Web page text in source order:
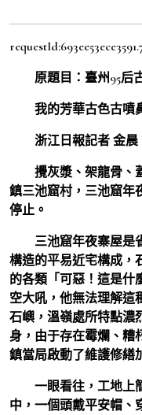
原題目：臺州95后
我的芳華古色古噴
浙江日報記者 金
攪灰漿、架龍骨、
鎮三池窟村，三池窟年
停止。
三池窟年夜寨屋是
構造的平易近宅構成，
的各類「可惡！這是什
空大吼，他無法理解這
石嶼，溫嶺處所特點濃
身，由于存在霉爛、糟
鎮當局啟動了維護修繕
一眼看往，工地上
中，一個頭戴平安帽、